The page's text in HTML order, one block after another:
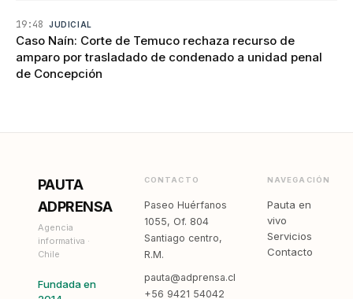
19:48 JUDICIAL
Caso Naín: Corte de Temuco rechaza recurso de
amparo por trasladado de condenado a unidad penal
de Concepción
PAUTA
ADPRENSA
Agencia
informativa ·
Chile
Fundada en
CONTACTO
Paseo Huérfanos
1055, Of. 804
Santiago centro,
R.M.
pauta@adprensa.cl
+56 9421 54042
NAVEGACIÓN
Pauta en
vivo
Servicios
Contacto